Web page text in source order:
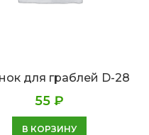
для граблей D-28
55 ₽
В КОРЗИНУ